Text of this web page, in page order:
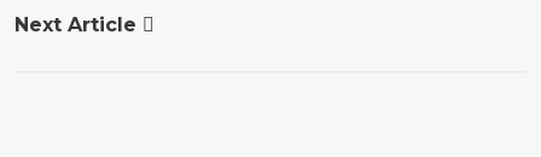
Next Article